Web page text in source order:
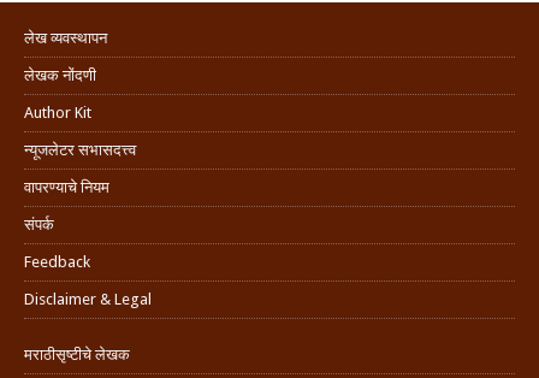
लेख व्यवस्थापन
लेखक नोंदणी
Author Kit
न्यूजलेटर सभासदत्त्व
वापरण्याचे नियम
संपर्क
Feedback
Disclaimer & Legal
मराठीसृष्टीचे लेखक